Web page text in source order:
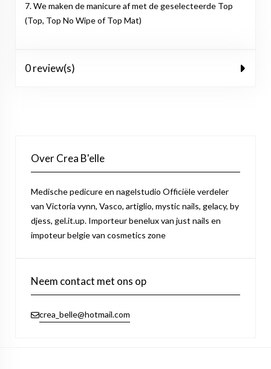
7. We maken de manicure af met de geselecteerde Top
(Top, Top No Wipe of Top Mat)
0 review(s)
Over Crea B'elle
Medische pedicure en nagelstudio Officiële verdeler
van Victoria vynn, Vasco, artiglio, mystic nails, gelacy, by
djess, gel.it.up. Importeur benelux van just nails en
impoteur belgie van cosmetics zone
Neem contact met ons op
crea_belle@hotmail.com